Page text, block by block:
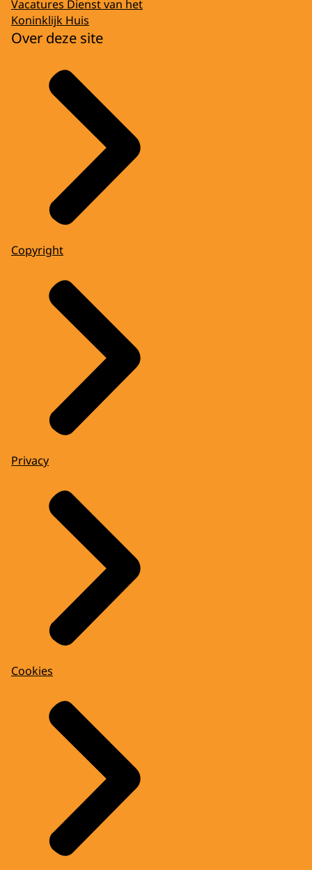
Vacatures Dienst van het
Koninklijk Huis
Over deze site
Copyright
Privacy
Cookies